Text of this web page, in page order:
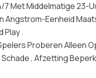
Met Middelmatige 23-
Angstrom-Eenheid
Play .
Proberen Alleen
, Afzetting